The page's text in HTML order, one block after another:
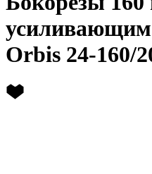
Orbis 24-160/